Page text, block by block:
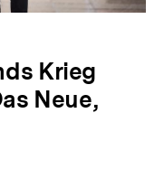
Krieg
Neue,